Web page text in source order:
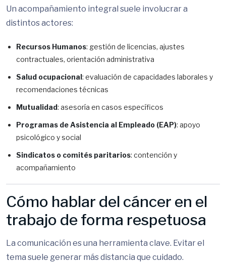
Un acompañamiento integral suele involucrar a
distintos actores:
Recursos Humanos: gestión de licencias, ajustes
contractuales, orientación administrativa
Salud ocupacional: evaluación de capacidades laborales y
recomendaciones técnicas
Mutualidad: asesoría en casos específicos
Programas de Asistencia al Empleado (EAP): apoyo
psicológico y social
Sindicatos o comités paritarios: contención y
acompañamiento
Cómo hablar del cáncer en el
trabajo de forma respetuosa
La comunicación es una herramienta clave. Evitar el
tema suele generar más distancia que cuidado.